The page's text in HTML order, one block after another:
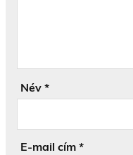
Név *
E-mail cím *